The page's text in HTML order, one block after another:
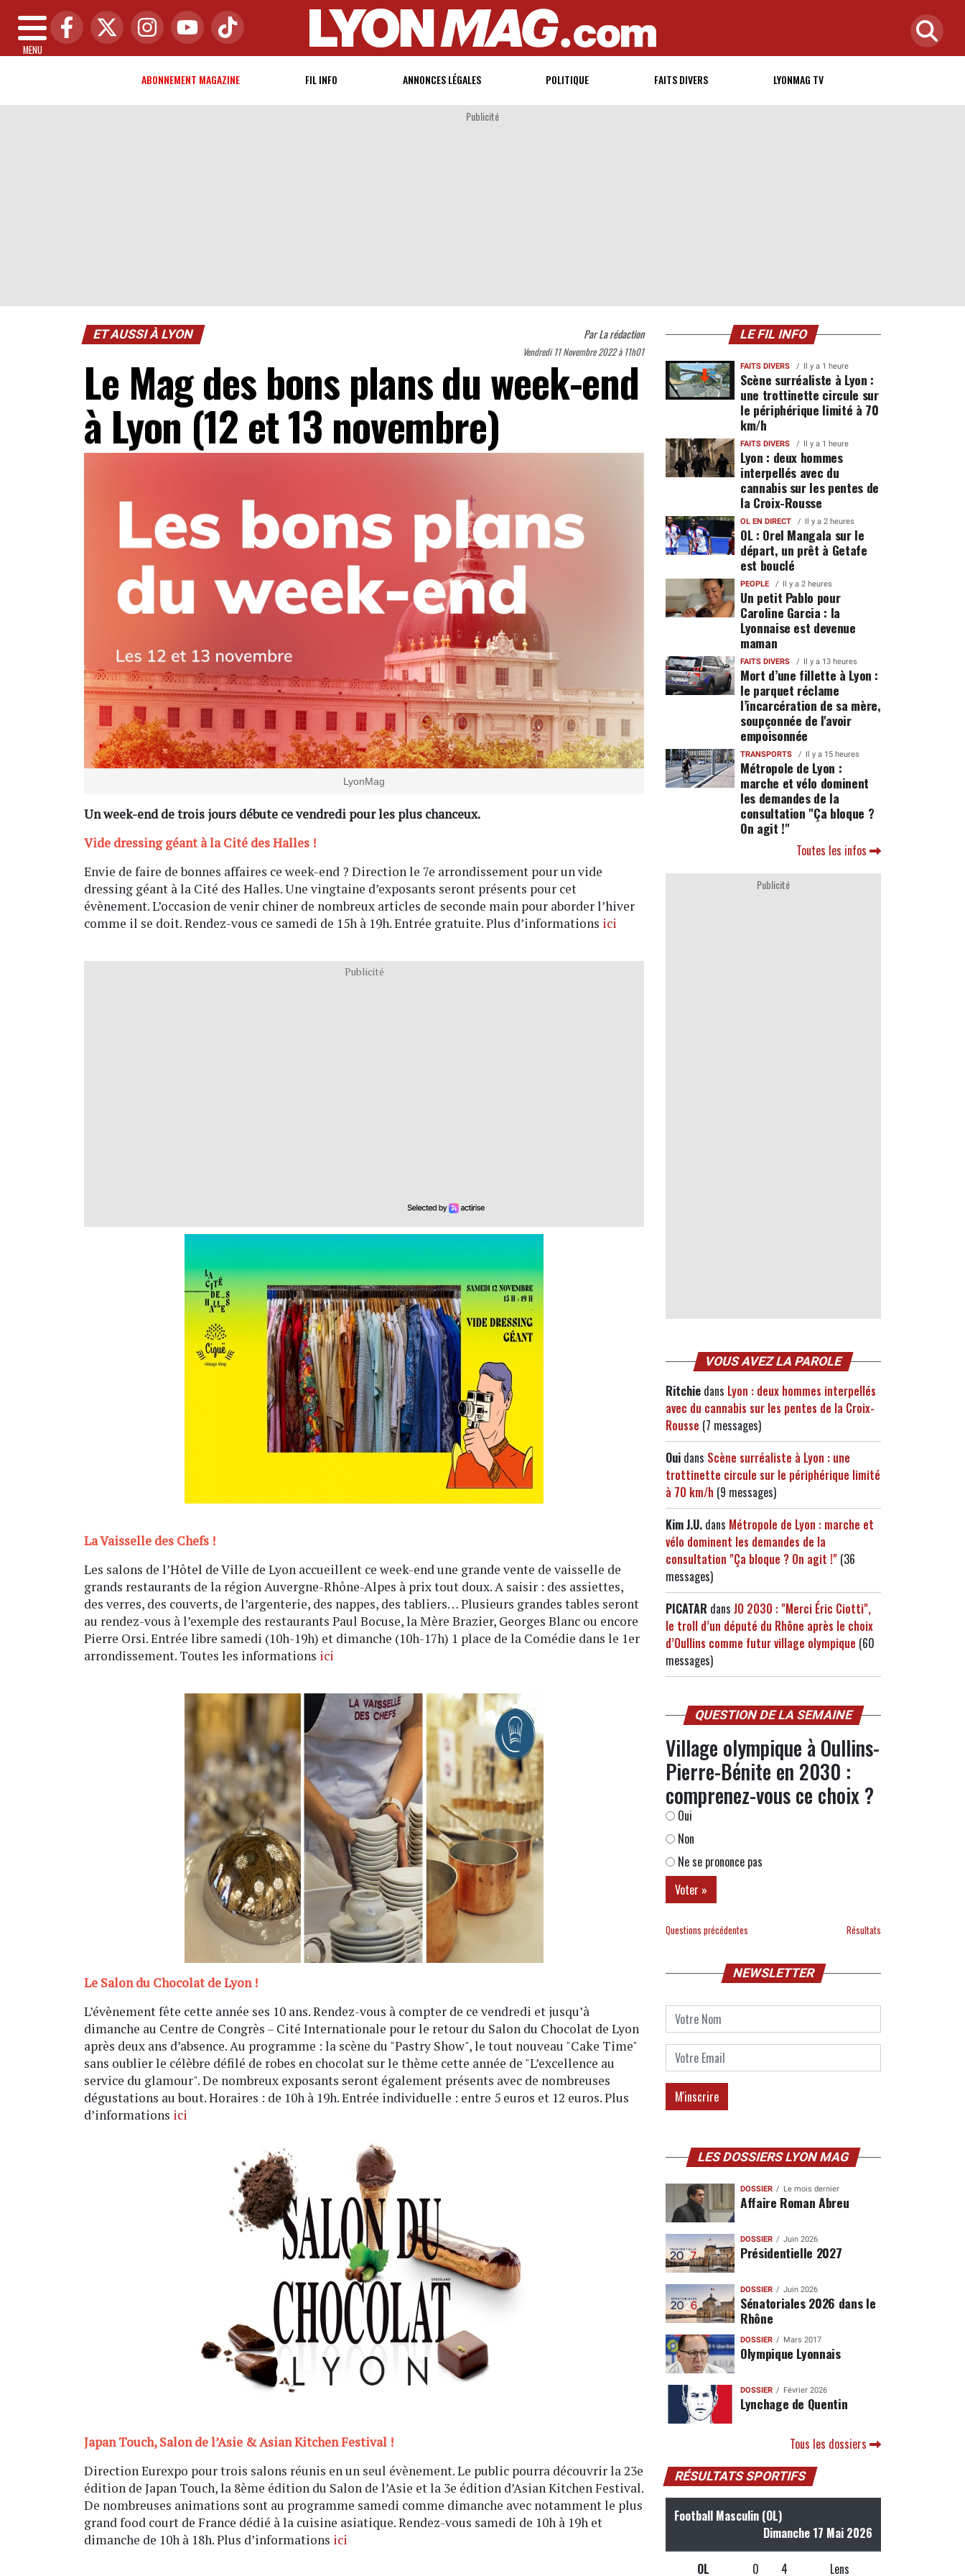
MENU
ABONNEMENT MAGAZINE FIL INFO ANNONCES LÉGALES POLITIQUE FAITS DIVERS LYONMAG TV
Publicité
ET AUSSI À LYON ParLa rédaction
Vendredi 11 Novembre 2022 à 11h01
Le Mag des bons plans du week-end
à Lyon (12 et 13 novembre)
LyonMag
Un week-end de trois jours débute ce vendredi pour les plus chanceux.
Vide dressing géant à la Cité des Halles !
Envie de faire de bonnes affaires ce week-end ? Direction le 7e arrondissement pour un vide
dressing géant à la Cité des Halles. Une vingtaine d’exposants seront présents pour cet
évènement. L’occasion de venir chiner de nombreux articles de seconde main pour aborder l’hiver
comme il se doit. Rendez-vous ce samedi de 15h à 19h. Entrée gratuite. Plus d’informations ici
Publicité
La Vaisselle des Chefs !
Les salons de l’Hôtel de Ville de Lyon accueillent ce week-end une grande vente de vaisselle de
grands restaurants de la région Auvergne-Rhône-Alpes à prix tout doux. A saisir : des assiettes,
des verres, des couverts, de l’argenterie, des nappes, des tabliers… Plusieurs grandes tables seront
au rendez-vous à l’exemple des restaurants Paul Bocuse, la Mère Brazier, Georges Blanc ou encore
Pierre Orsi. Entrée libre samedi (10h-19h) et dimanche (10h-17h) 1 place de la Comédie dans le 1er
arrondissement. Toutes les informations ici
Le Salon du Chocolat de Lyon !
L’évènement fête cette année ses 10 ans. Rendez-vous à compter de ce vendredi et jusqu’à
dimanche au Centre de Congrès – Cité Internationale pour le retour du Salon du Chocolat de Lyon
après deux ans d’absence. Au programme : la scène du "Pastry Show", le tout nouveau "Cake Time"
sans oublier le célèbre défilé de robes en chocolat sur le thème cette année de "L’excellence au
service du glamour". De nombreux exposants seront également présents avec de nombreuses
dégustations au bout. Horaires : de 10h à 19h. Entrée individuelle : entre 5 euros et 12 euros. Plus
d’informations ici
Japan Touch, Salon de l’Asie & Asian Kitchen Festival !
Direction Eurexpo pour trois salons réunis en un seul évènement. Le public pourra découvrir la 23e
édition de Japan Touch, la 8ème édition du Salon de l’Asie et la 3e édition d’Asian Kitchen Festival.
De nombreuses animations sont au programme samedi comme dimanche avec notamment le plus
grand food court de France dédié à la cuisine asiatique. Rendez-vous samedi de 10h à 19h et
dimanche de 10h à 18h. Plus d’informations ici
LE FIL INFO
FAITS DIVERS Il y a 1 heure
Scène surréaliste à Lyon :
une trottinette circule sur
le périphérique limité à 70
km/h
FAITS DIVERS Il y a 1 heure
Lyon : deux hommes
interpellés avec du
cannabis sur les pentes de
la Croix-Rousse
OL EN DIRECT Il y a 2 heures
OL : Orel Mangala sur le
départ, un prêt à Getafe
est bouclé
PEOPLE Il y a 2 heures
Un petit Pablo pour
Caroline Garcia : la
Lyonnaise est devenue
maman
FAITS DIVERS Il y a 13 heures
Mort d’une fillette à Lyon :
le parquet réclame
l’incarcération de sa mère,
soupçonnée de l'avoir
empoisonnée
TRANSPORTS Il y a 15 heures
Métropole de Lyon :
marche et vélo dominent
les demandes de la
consultation "Ça bloque ?
On agit !"
Toutes les infos
Publicité
VOUS AVEZ LA PAROLE
Ritchie dans Lyon : deux hommes interpellés
avec du cannabis sur les pentes de la Croix-
Rousse (7 messages)
Oui dans Scène surréaliste à Lyon : une
trottinette circule sur le périphérique limité
à 70 km/h (9 messages)
Kim J.U. dans Métropole de Lyon : marche et
vélo dominent les demandes de la
consultation "Ça bloque ? On agit !" (36
messages)
PICATAR dans JO 2030 : "Merci Éric Ciotti",
le troll d’un député du Rhône après le choix
d’Oullins comme futur village olympique (60
messages)
QUESTION DE LA SEMAINE
Village olympique à Oullins-
Pierre-Bénite en 2030 :
comprenez-vous ce choix ?
Oui
Non
Ne se prononce pas
Questions précédentes Résultats
NEWSLETTER
LES DOSSIERS LYON MAG
DOSSIER Le mois dernier
Affaire Roman Abreu
DOSSIER Juin 2026
Présidentielle 2027
DOSSIER Juin 2026
Sénatoriales 2026 dans le
Rhône
DOSSIER Mars 2017
Olympique Lyonnais
DOSSIER Février 2026
Lynchage de Quentin
Tous les dossiers
RÉSULTATS SPORTIFS
Football Masculin (OL)
Dimanche 17 Mai 2026
OL 0 4 Lens